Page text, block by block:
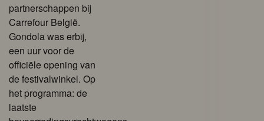
partnerschappen bij
Carrefour België.
Gondola was erbij,
een uur voor de
officiële opening van
de festivalwinkel. Op
het programma: de
laatste